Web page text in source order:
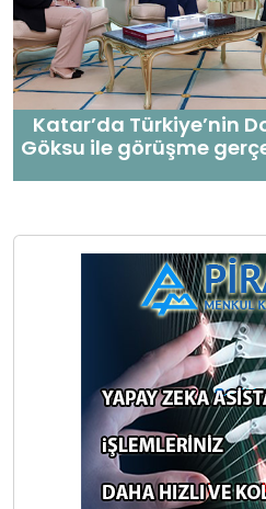
Katar’da Türkiye’nin
Göksu ile görüşme